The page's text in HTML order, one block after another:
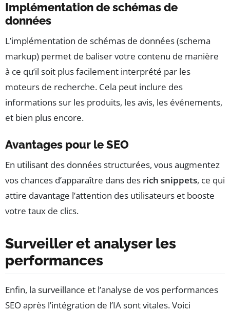
Implémentation de schémas de
données
L’implémentation de schémas de données (schema
markup) permet de baliser votre contenu de manière
à ce qu’il soit plus facilement interprété par les
moteurs de recherche. Cela peut inclure des
informations sur les produits, les avis, les événements,
et bien plus encore.
Avantages pour le SEO
En utilisant des données structurées, vous augmentez
vos chances d’apparaître dans des rich snippets, ce qui
attire davantage l’attention des utilisateurs et booste
votre taux de clics.
Surveiller et analyser les
performances
Enfin, la surveillance et l’analyse de vos performances
SEO après l’intégration de l’IA sont vitales. Voici